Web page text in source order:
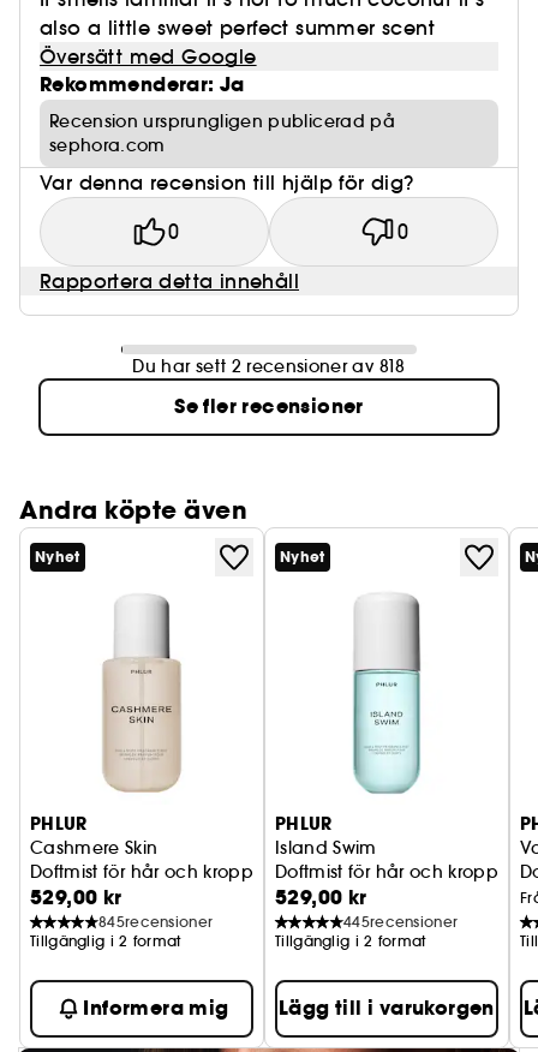
also a little sweet perfect summer scent
Översätt med Google
Rekommenderar: Ja
Recension ursprungligen publicerad på
sephora.com
Var denna recension till hjälp för dig?
0 0
Rapportera detta innehåll
Du har sett 2 recensioner av 818
Se fler recensioner
Andra köpte även
Nyhet
PHLUR
Cashmere Skin
Doftmist för hår och kropp
529,00 kr
845recensioner
Tillgänglig i 2 format
Informera mig
Nyhet
PHLUR
Island Swim
Doftmist för hår och kropp
529,00 kr
445recensioner
Tillgänglig i 2 format
Lägg till i varukorgen